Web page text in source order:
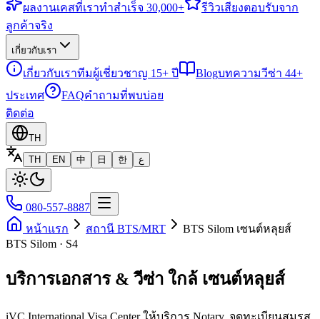
ผลงานเคสที่เราทำสำเร็จ 30,000+ รีวิวเสียงตอบรับจาก
ลูกค้าจริง
เกี่ยวกับเรา
เกี่ยวกับเราทีมผู้เชี่ยวชาญ 15+ ปี Blogบทความวีซ่า 44+
ประเทศ
FAQคำถามที่พบบ่อย
ติดต่อ
TH
TH
EN 中 日 한 ع
080-557-8887
หน้าแรก
สถานี BTS/MRT
BTS Silom เซนต์หลุยส์
BTS Silom · S4
บริการเอกสาร & วีซ่า ใกล้ เซนต์หลุยส์
iVC International Visa Center ให้บริการ Notary, จดทะเบียนสมรส